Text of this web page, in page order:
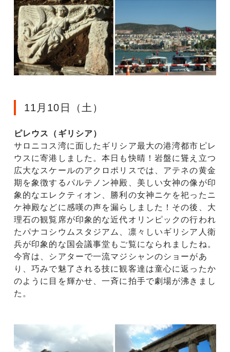
11月10日（土）
ピレウス（ギリシア）
サロニコス湾に面したギリシア最大の港湾都市ピレ
ウスに寄港しました。本日も快晴！岩盤に聳え立つ
広大なスケールのアクロポリスでは、アテネの黄金
期を象徴するパルテノン神殿、美しい女神の像が印
象的なエレクティオン、勝利の女神ニケを祀ったニ
ケ神殿などに感嘆の声を漏らしました！その後、大
理石の観覧席が印象的な近代オリンピックの行われ
たパナコシウムスタジアム、凛々しいギリシア人衛
兵が印象的な国会議事堂もご覧になられましたね。
今宵は、シアターで一流マジシャンのショーがあ
り、巧みで魅了される技に観客達は童心に返ったか
のように目を輝かせ、一斉に拍手で劇場が沸きまし
た。